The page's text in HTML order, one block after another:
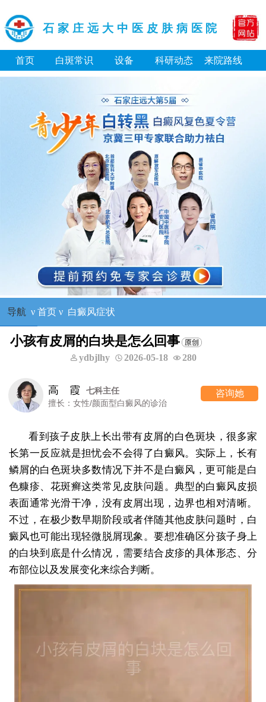
石家庄远大中医皮肤病医院
首页 白斑常识 设备 科研动态 来院路线
导航 ν 首页ν 白癜风症状
小孩有皮屑的白块是怎么回事
ydbjlhy 2026-05-18 280
高 霞
七科主任
擅长：女性/颜面型白癜风的诊治
咨询她
看到孩子皮肤上长出带有皮屑的白色斑块，很多家
长第一反应就是担忧会不会得了白癜风。实际上，长有
鳞屑的白色斑块多数情况下并不是白癜风，更可能是白
色糠疹、花斑癣这类常见皮肤问题。典型的白癜风皮损
表面通常光滑干净，没有皮屑出现，边界也相对清晰。
不过，在极少数早期阶段或者伴随其他皮肤问题时，白
癜风也可能出现轻微脱屑现象。要想准确区分孩子身上
的白块到底是什么情况，需要结合皮疹的具体形态、分
布部位以及发展变化来综合判断。